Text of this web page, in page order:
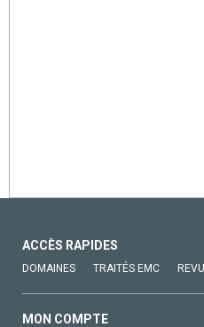
ACCÈS RAPIDES
DOMAINES TRAITÉS EMC
MON COMPTE